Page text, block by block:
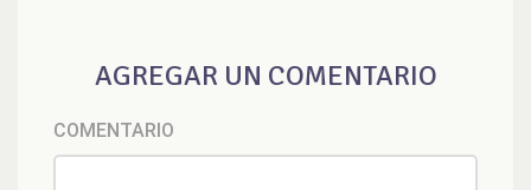
AGREGAR UN COMENTARIO
COMENTARIO